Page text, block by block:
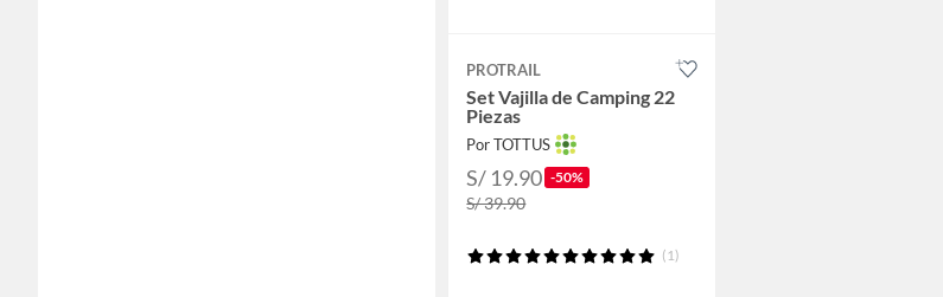
PROTRAIL
Set Vajilla de Camping 22
Piezas
Por TOTTUS
S/ 19.90 -50%
S/ 39.90
(1)